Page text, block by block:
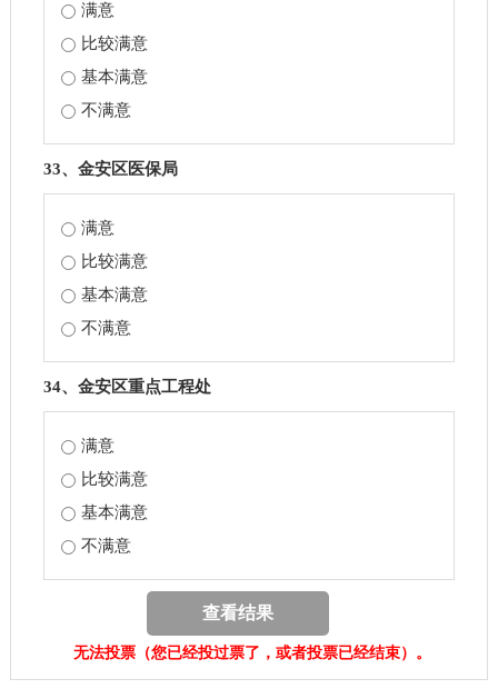
满意
比较满意
基本满意
不满意
33、金安区医保局
满意
比较满意
基本满意
不满意
34、金安区重点工程处
满意
比较满意
基本满意
不满意
查看结果
无法投票（您已经投过票了，或者投票已经结束）。